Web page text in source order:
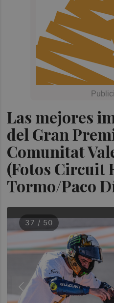
Las mejores
del Gran
Comunitat
(Fotos Circuit
Tormo/Paco
37 / 50